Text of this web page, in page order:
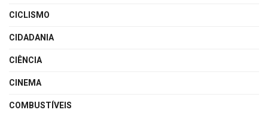
CICLISMO
CIDADANIA
CIÊNCIA
CINEMA
COMBUSTÍVEIS